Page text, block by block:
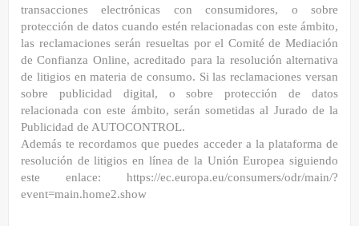
transacciones electrónicas con consumidores, o sobre
protección de datos cuando estén relacionadas con este ámbito,
las reclamaciones serán resueltas por el Comité de Mediación
de Confianza Online, acreditado para la resolución alternativa
de litigios en materia de consumo. Si las reclamaciones versan
sobre publicidad digital, o sobre protección de datos
relacionada con este ámbito, serán sometidas al Jurado de la
Publicidad de AUTOCONTROL.
Además te recordamos que puedes acceder a la plataforma de
resolución de litigios en línea de la Unión Europea siguiendo
este enlace:
https://ec.europa.eu/consumers/odr/main/?
event=main.home2.show